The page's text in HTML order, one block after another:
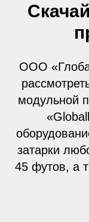
ООО
модульной
затарки
45 футов, а